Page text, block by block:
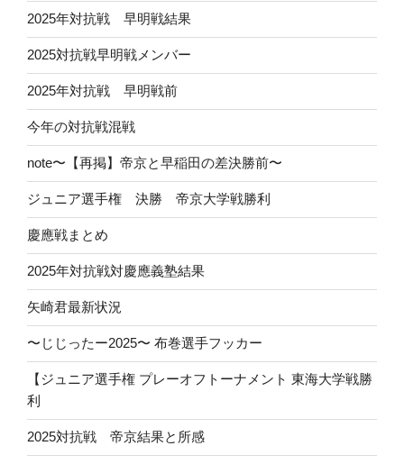
2025年対抗戦 早明戦結果
2025対抗戦早明戦メンバー
2025年対抗戦 早明戦前
今年の対抗戦混戦
note〜【再掲】帝京と早稲田の差決勝前〜
ジュニア選手権 決勝 帝京大学戦勝利
慶應戦まとめ
2025年対抗戦対慶應義塾結果
矢崎君最新状況
〜じじったー2025〜 布巻選手フッカー
【ジュニア選手権 プレーオフトーナメント 東海大学戦勝
利
2025対抗戦 帝京結果と所感